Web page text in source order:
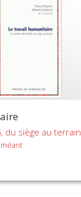
du siège au terrain